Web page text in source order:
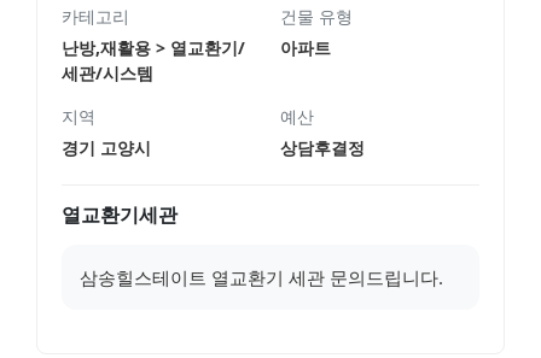
카테고리
난방,재활용 > 열교환기/
세관/시스템
건물 유형
아파트
지역
경기 고양시
예산
상담후결정
열교환기세관
삼송힐스테이트 열교환기 세관 문의드립니다.